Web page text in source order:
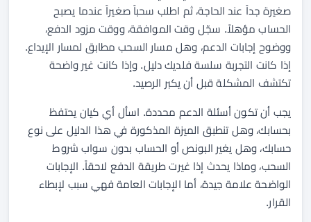
صغيرة جداً عند الحاجة، ثم اطلب سحباً صغيراً عندما يصبح
الحساب مؤهلاً. سجّل وقت الموافقة، ووقت مزود الدفع،
ووضوح إجابات الدعم، وهل مسار السحب مطابق لمسار الإيداع.
إذا كانت التجربة سلسة فلديك دليل. وإذا كانت غير واضحة
تكتشف المشكلة قبل أن يكبر الرصيد.
يجب أن تكون أسئلة الدعم محددة. اسأل أي كيان يحتفظ
بحسابك، وهل تنطبق الميزة المذكورة في هذا الدليل على نوع
حسابك، وهل يغير البونص أو الحساب بدون سواب شروط
السحب، وماذا يحدث إذا غيرت طريقة الدفع لاحقاً. الإجابات
الواضحة علامة جيدة، أما الإجابات العامة فهي سبب لإبطاء
القرار.